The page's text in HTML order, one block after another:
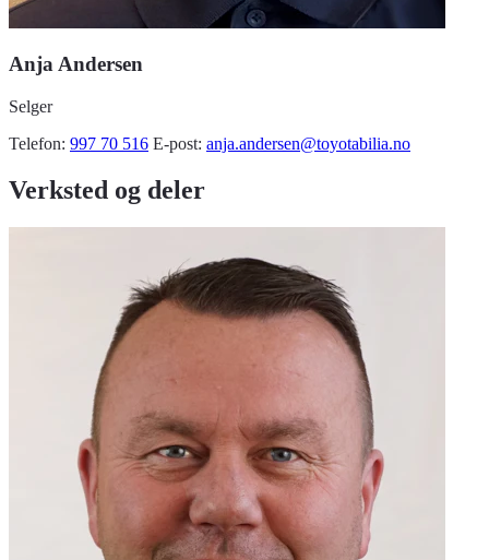
Anja Andersen
Selger
Telefon: 997 70 516 E-post: anja.andersen@toyotabilia.no
Verksted og deler